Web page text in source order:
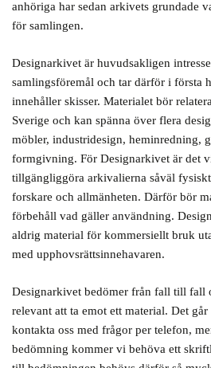
anhöriga har sedan arkivets grundade
för samlingen.
Designarkivet är huvudsakligen
samlingsföremål och tar därför i första
innehåller skisser. Materialet bör
Sverige och kan spänna över flera
möbler, industridesign, heminredning,
formgivning. För Designarkivet är det
tillgängliggöra arkivalierna såväl
forskare och allmänheten. Därför bör
förbehåll vad gäller användning.
aldrig material för kommersiellt bruk
med upphovsrättsinnehavaren.
Designarkivet bedömer från fall till fall
relevant att ta emot ett material. Det
kontakta oss med frågor per telefon,
bedömning kommer vi behöva ett